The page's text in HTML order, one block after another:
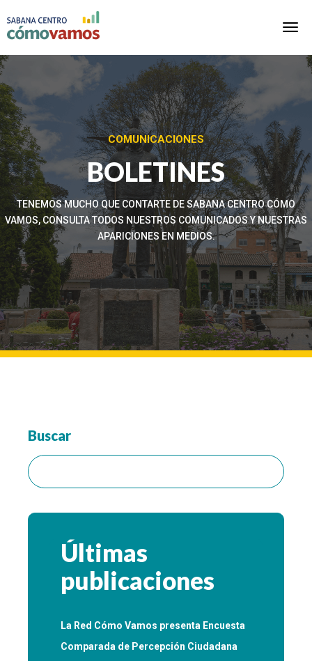
BOLETINES
COMUNICACIONES
TENEMOS MUCHO QUE CONTARTE DE SABANA CENTRO CÓMO
VAMOS, CONSULTA TODOS NUESTROS COMUNICADOS Y NUESTRAS
APARICIONES EN MEDIOS.
Buscar
Buscar:
Últimas
publicaciones
La Red Cómo Vamos presenta Encuesta
Comparada de Percepción Ciudadana